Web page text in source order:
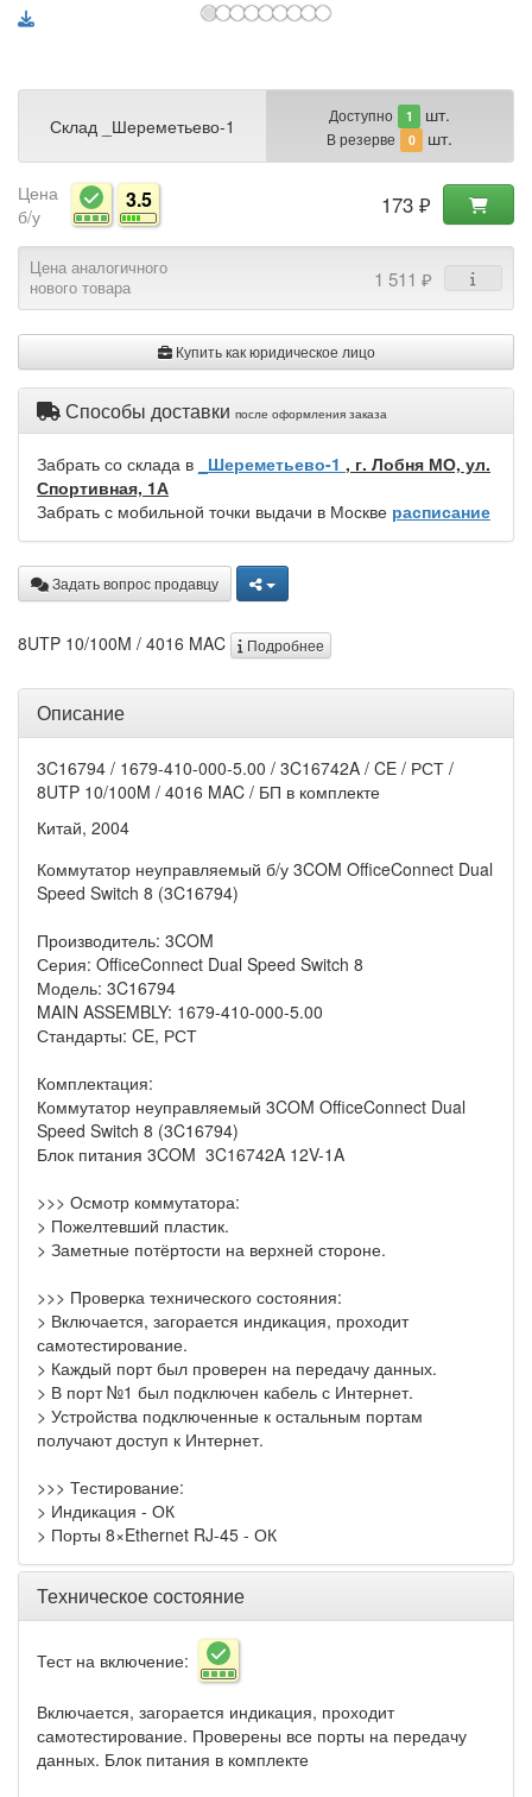
Склад _Шереметьево-1 Доступно 1 шт.
В резерве 0 шт.
Цена
б/у
3.5 173 ₽
Цена аналогичного
нового товара
1 511 ₽
Купить как юридическое лицо
Способы доставки после оформления заказа
Забрать со склада в _Шереметьево-1 , г. Лобня МО, ул.
Спортивная, 1А
Забрать с мобильной точки выдачи в Москве расписание
Задать вопрос продавцу
8UTP 10/100M / 4016 MAC Подробнее
Описание
3C16794 / 1679-410-000-5.00 / 3C16742A / CE / РСТ /
8UTP 10/100M / 4016 MAC / БП в комплекте
Китай, 2004
Коммутатор неуправляемый б/у 3COM OfficeConnect Dual
Speed Switch 8 (3C16794)
Производитель: 3COM
Серия: OfficeConnect Dual Speed Switch 8
Модель: 3C16794
MAIN ASSEMBLY: 1679-410-000-5.00
Стандарты: CE, РСТ
Комплектация:
Коммутатор неуправляемый 3COM OfficeConnect Dual
Speed Switch 8 (3C16794)
Блок питания 3COM 3C16742A 12V-1A
>>> Осмотр коммутатора:
> Пожелтевший пластик.
> Заметные потёртости на верхней стороне.
>>> Проверка технического состояния:
> Включается, загорается индикация, проходит
самотестирование.
> Каждый порт был проверен на передачу данных.
> В порт №1 был подключен кабель с Интернет.
> Устройства подключенные к остальным портам
получают доступ к Интернет.
>>> Тестирование:
> Индикация - ОК
> Порты 8×Ethernet RJ-45 - ОК
Техническое состояние
Тест на включение:
Включается, загорается индикация, проходит
самотестирование. Проверены все порты на передачу
данных. Блок питания в комплекте